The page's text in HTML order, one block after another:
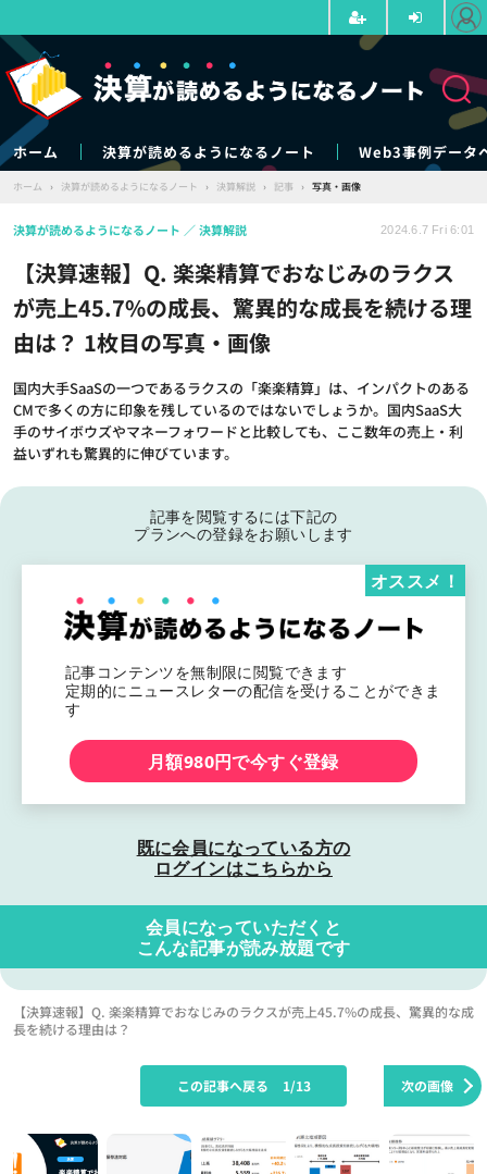
ホーム 決算が読めるようになるノート Web3事例データ
ホーム › 決算が読めるようになるノート › 決算解説 › 記事 › 写真・画像
【決算速報】Q. 楽楽精算でおなじみのラクス
が売上45.7%の成長、驚異的な成長を続ける理
由は？ 1枚目の写真・画像
国内大手SaaSの一つであるラクスの「楽楽精算」は、インパクトのある
CMで多くの方に印象を残しているのではないでしょうか。国内SaaS大
手のサイボウズやマネーフォワードと比較しても、ここ数年の売上・利
益いずれも驚異的に伸びています。
決算が読めるようになるノート 決算解説 2024.6.7 Fri 6:01
記事を閲覧するには下記の
プランへの登録をお願いします
記事コンテンツを無制限に閲覧できます
定期的にニュースレターの配信を受けることができま
す
オススメ！
月額980円で今すぐ登録
既に会員になっている方の
ログインはこちらから
会員になっていただくと
こんな記事が読み放題です
【決算速報】Q. 楽楽精算でおなじみのラクスが売上45.7%の成長、驚異的な成
長を続ける理由は？
次の画像
この記事へ戻る 1/13